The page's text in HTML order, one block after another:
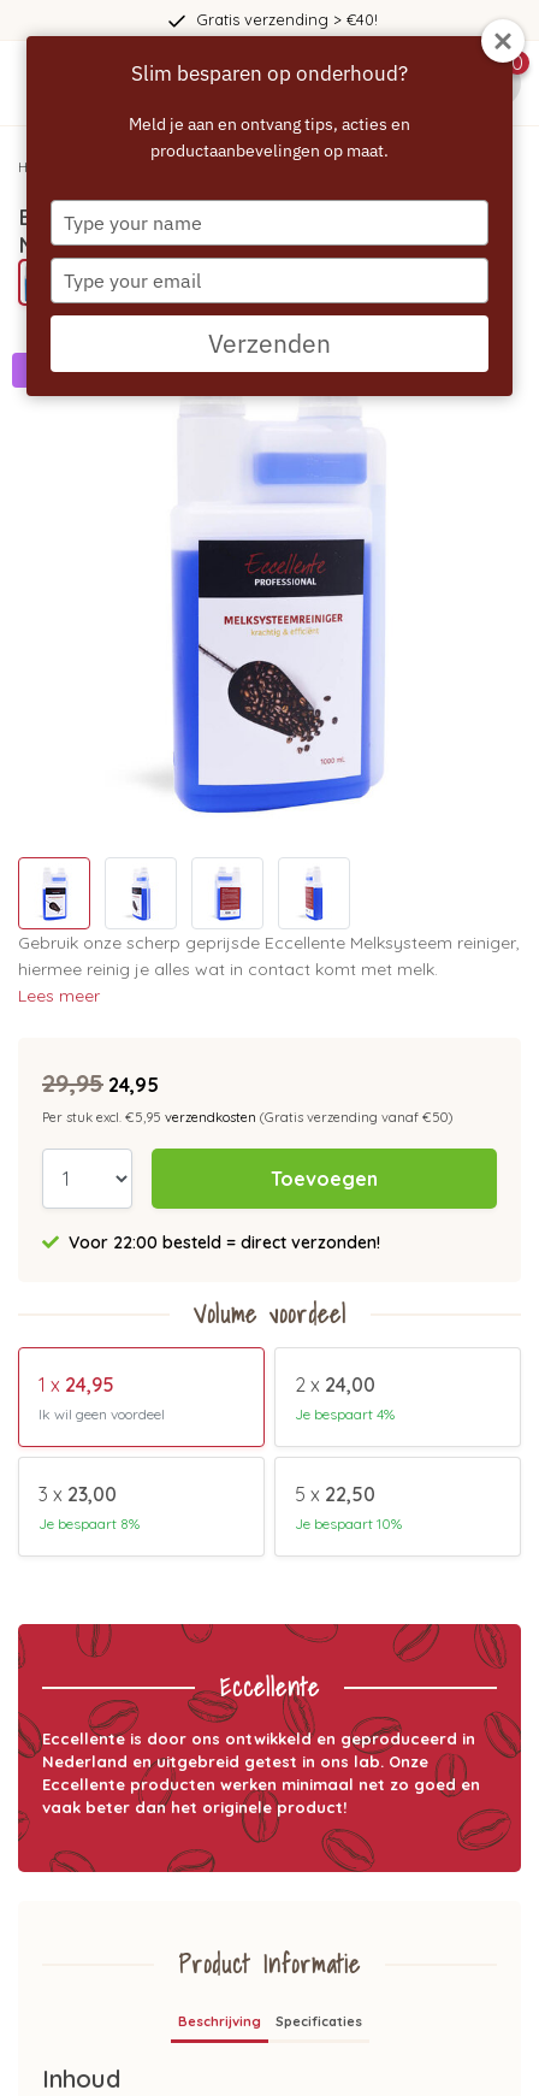
Gratis verzending > €40!
0
Home
ECCELLENTE PROFESSIONAL
Melksysteemreiniger - 1000ml
Probeer eens een ECCELLENTE Professional product
VOORDEELVERPAKKING
Gebruik onze scherp geprijsde Eccellente Melksysteem reiniger,
hiermee reinig je alles wat in contact komt met melk.
Lees meer
29,95 24,95
Per stuk excl. €5,95 verzendkosten (Gratis verzending vanaf €50)
Toevoegen
Voor 22:00 besteld = direct verzonden!
Volume voordeel
1 x 24,95
Ik wil geen voordeel
2 x 24,00
Je bespaart 4%
3 x 23,00
Je bespaart 8%
5 x 22,50
Je bespaart 10%
Eccellente
Eccellente is door ons ontwikkeld en geproduceerd in
Nederland en uitgebreid getest in ons lab. Onze
Eccellente producten werken minimaal net zo goed en
vaak beter dan het originele product!
Product Informatie
Beschrijving Specificaties
Inhoud
Slim besparen op onderhoud?
Meld je aan en ontvang tips, acties en
productaanbevelingen op maat.
Type
your
name
Type
your
email
Verzenden